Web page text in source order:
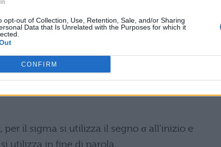
opt-out of Collection, Use, Retention, Sale, and/or Sharing
Data that Is Unrelated with the Purposes for which it
CONFIRM
come nell’inglese “thank”
“c” aspirato o -ch- tedesco
dunque come la “f” italiana
e non “zi” come nella pronuncia scolastica
il sigma si utilizza il segno σ all’inizio e
utilizza in fine di parola.